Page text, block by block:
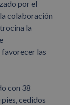
por el
colaboración
la
las
con 38
cedidos